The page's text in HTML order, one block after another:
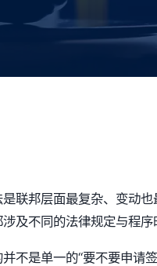
联邦层面最复杂、变动
及不同的法律规定与程序
不是单一的“要不要申请